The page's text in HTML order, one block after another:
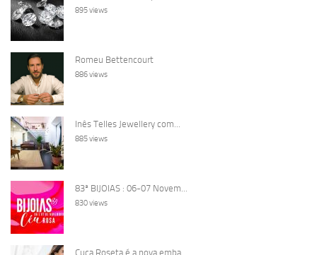
895 views
Romeu Bettencourt
886 views
Inês Telles Jewellery com...
885 views
83ª BIJOIAS : 06-07 Novem...
830 views
Cuca Roseta é a nova emba...